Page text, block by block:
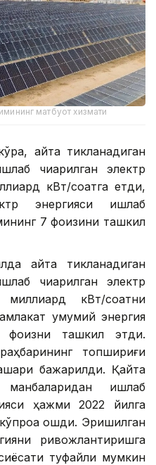
матбуот хизмати
қайта тикланадиган
чиқарилган электр
кВт/соатга етди,
энергияси ишлаб
7 фоизини ташкил
қайта тикланадиган
чиқарилган электр
кВт/соатни
умумий энергия
фоизни ташкил этди.
топшириғи
бажарилди. Қайта
манбаларидан ишлаб
ҳажми 2022 йилга
ошди. Эришилган
ривожлантиришга
туфайли мумкин